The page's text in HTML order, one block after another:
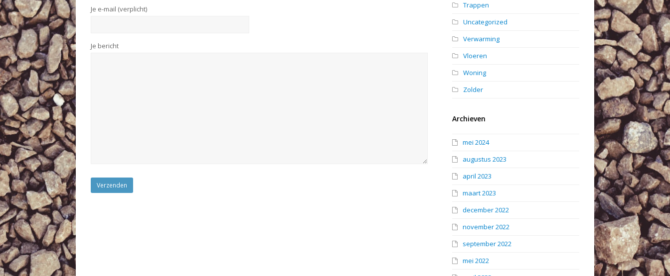
Je e-mail (verplicht)
Je bericht
Trappen
Uncategorized
Verwarming
Vloeren
Woning
Zolder
Archieven
mei 2024
augustus 2023
april 2023
maart 2023
december 2022
november 2022
september 2022
mei 2022